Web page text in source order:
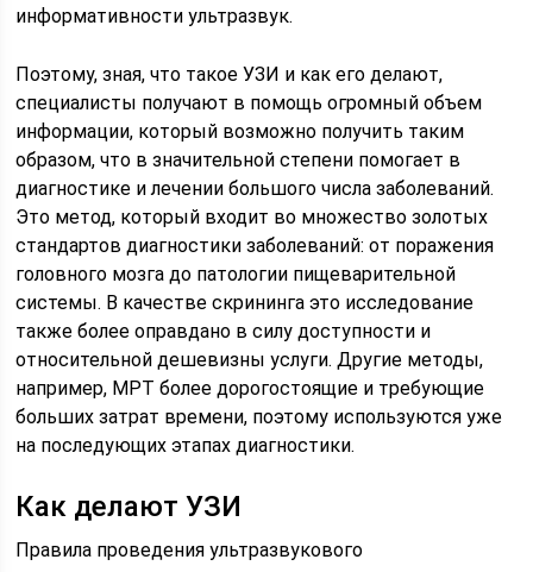
информативности ультразвук.
Поэтому, зная, что такое УЗИ и как его делают,
специалисты получают в помощь огромный объем
информации, который возможно получить таким
образом, что в значительной степени помогает в
диагностике и лечении большого числа заболеваний.
Это метод, который входит во множество золотых
стандартов диагностики заболеваний: от поражения
головного мозга до патологии пищеварительной
системы. В качестве скрининга это исследование
также более оправдано в силу доступности и
относительной дешевизны услуги. Другие методы,
например, МРТ более дорогостоящие и требующие
больших затрат времени, поэтому используются уже
на последующих этапах диагностики.
Как делают УЗИ
Правила проведения ультразвукового